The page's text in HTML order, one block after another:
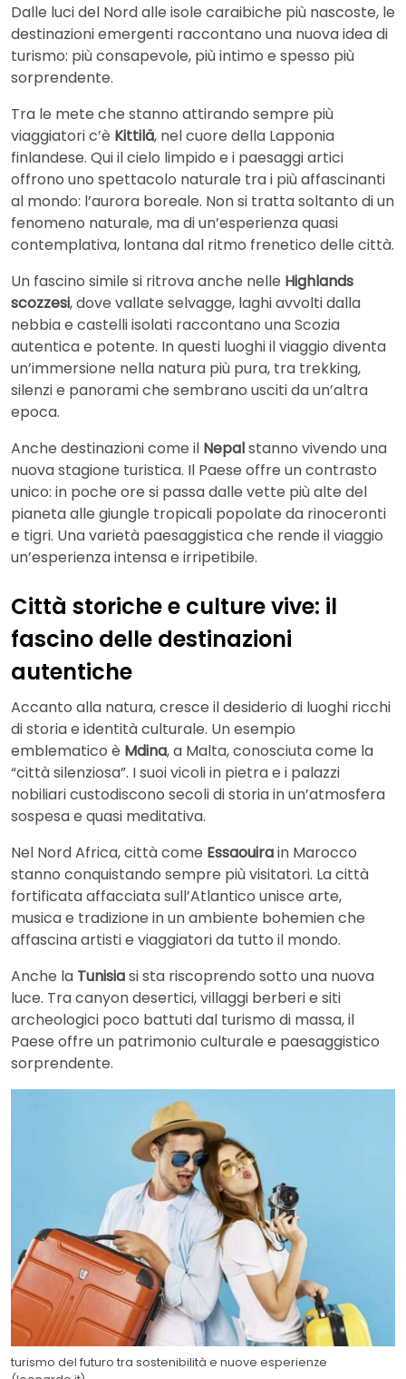
Dalle luci del Nord alle isole caraibiche più nascoste, le
destinazioni emergenti raccontano una nuova idea di
turismo: più consapevole, più intimo e spesso più
sorprendente.
Tra le mete che stanno attirando sempre più
viaggiatori c’è Kittilä, nel cuore della Lapponia
finlandese. Qui il cielo limpido e i paesaggi artici
offrono uno spettacolo naturale tra i più affascinanti
al mondo: l’aurora boreale. Non si tratta soltanto di un
fenomeno naturale, ma di un’esperienza quasi
contemplativa, lontana dal ritmo frenetico delle città.
Un fascino simile si ritrova anche nelle Highlands
scozzesi, dove vallate selvagge, laghi avvolti dalla
nebbia e castelli isolati raccontano una Scozia
autentica e potente. In questi luoghi il viaggio diventa
un’immersione nella natura più pura, tra trekking,
silenzi e panorami che sembrano usciti da un’altra
epoca.
Anche destinazioni come il Nepalstanno vivendo una
nuova stagione turistica. Il Paese offre un contrasto
unico: in poche ore si passa dalle vette più alte del
pianeta alle giungle tropicali popolate da rinoceronti
e tigri. Una varietà paesaggistica che rende il viaggio
un’esperienza intensa e irripetibile.
Città storiche e culture vive: il
fascino delle destinazioni
autentiche
Accanto alla natura, cresce il desiderio di luoghi ricchi
di storia e identità culturale. Un esempio
emblematico è Mdina, a Malta, conosciuta come la
“città silenziosa”. I suoi vicoli in pietra e i palazzi
nobiliari custodiscono secoli di storia in un’atmosfera
sospesa e quasi meditativa.
Nel Nord Africa, città come Essaouirain Marocco
stanno conquistando sempre più visitatori. La città
fortificata affacciata sull’Atlantico unisce arte,
musica e tradizione in un ambiente bohemien che
affascina artisti e viaggiatori da tutto il mondo.
Anche la Tunisiasi sta riscoprendo sotto una nuova
luce. Tra canyon desertici, villaggi berberi e siti
archeologici poco battuti dal turismo di massa, il
Paese offre un patrimonio culturale e paesaggistico
sorprendente.
turismo del futuro tra sostenibilità e nuove esperienze